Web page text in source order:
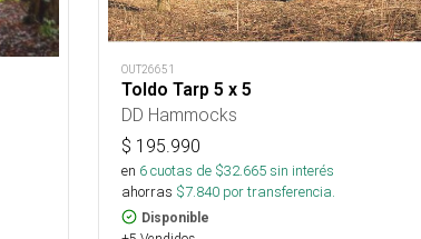
OUT26651
Toldo Tarp 5 x 5
DD Hammocks
$ 195.990
en 6cuotas de $32.665sin interés
ahorras $7.840 por transferencia.
Disponible